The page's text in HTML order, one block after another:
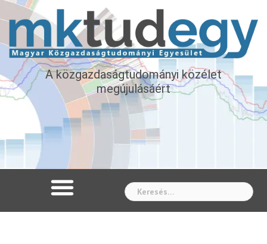
A közgazdaságtudományi közélet
megújulásáért